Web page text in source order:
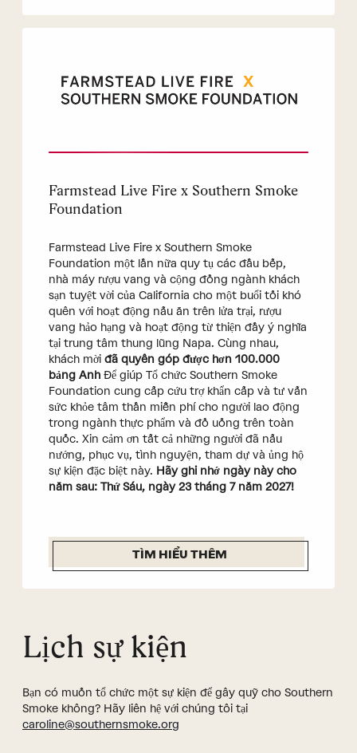
Farmstead Live Fire x Southern Smoke
Foundation
Farmstead Live Fire x Southern Smoke
Foundation một lần nữa quy tụ các đầu bếp,
nhà máy rượu vang và cộng đồng ngành khách
sạn tuyệt vời của California cho một buổi tối khó
quên với hoạt động nấu ăn trên lửa trại, rượu
vang hảo hạng và hoạt động từ thiện đầy ý nghĩa
tại trung tâm thung lũng Napa. Cùng nhau,
khách mời đã quyên góp được hơn 100.000
bảng AnhĐể giúp Tổ chức Southern Smoke
Foundation cung cấp cứu trợ khẩn cấp và tư vấn
sức khỏe tâm thần miễn phí cho người lao động
trong ngành thực phẩm và đồ uống trên toàn
quốc. Xin cảm ơn tất cả những người đã nấu
nướng, phục vụ, tình nguyện, tham dự và ủng hộ
sự kiện đặc biệt này. Hãy ghi nhớ ngày này cho
năm sau: Thứ Sáu, ngày 23 tháng 7 năm 2027!
TÌM HIỂU THÊM
Lịch sự kiện
Bạn có muốn tổ chức một sự kiện để gây quỹ cho Southern
Smoke không? Hãy liên hệ với chúng tôi tại
caroline@southernsmoke.org